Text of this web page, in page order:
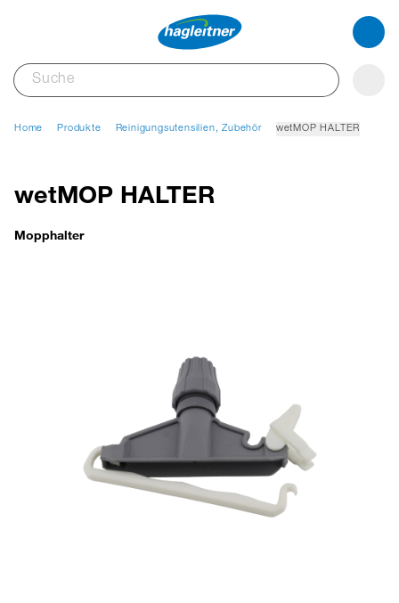
Home Produkte Reinigungsutensilien, Zubehör wetMOP HALTER
wetMOP HALTER
Mopphalter